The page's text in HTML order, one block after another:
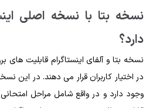
نسخه بتا با نسخه اصلی
دارد؟
نسخه بتا و آلفای اینستاگرام قابلیت های
در اختیار کاربران قرار می دهند. در این
وجود دارد و در واقع شامل مراحل